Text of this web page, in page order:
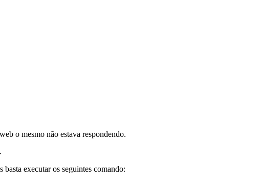
o mesmo não estava respondendo.
.
basta executar os seguintes comando: